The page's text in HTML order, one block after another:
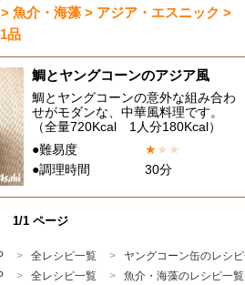
魚介・海藻 > アジア・エスニック >
品
鯛とヤングコーンのアジア風
鯛とヤングコーンの意外な組み合わ
せがモダンな、中華風料理です。
（全量720Kcal 1人分180Kcal）
●難易度
★★ ★
●調理時間
30分
1/1 ページ
全レシピ一覧
ヤングコーン缶のレシ
全レシピ一覧 魚介・海藻のレシピ一覧